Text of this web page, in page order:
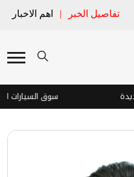
تفاصيل الخبر | اهم الاخبار